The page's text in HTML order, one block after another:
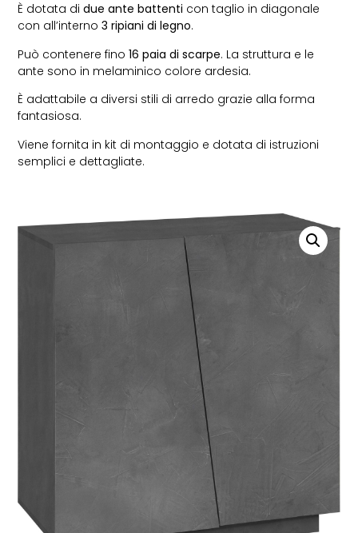
È dotata di due ante battenti con taglio in diagonale
con all’interno3 ripiani di legno.
Può contenere fino16 paia di scarpe. La struttura e le
ante sono in melaminico colore ardesia.
È adattabile a diversi stili di arredo grazie alla forma
fantasiosa.
Viene fornita in kit di montaggio e dotata di istruzioni
semplici e dettagliate.